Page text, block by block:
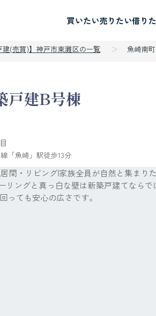
買いたい売りたい借り
建(売買)】神戸市東灘区の一覧 魚崎南
戸建B号棟
「魚崎」駅徒歩13分